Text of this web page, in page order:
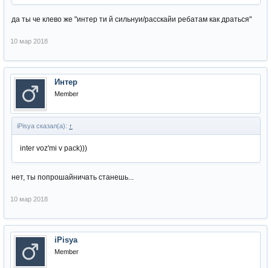
да ты че клево же "интер ти й сильнуи/расскайи ребатам как драться"
10 мар 2018
Интер
Member
iPisya сказал(а): ↑
inter voz'mi v pack)))
нет, ты попрошайничать станешь...
10 мар 2018
iPisya
Member